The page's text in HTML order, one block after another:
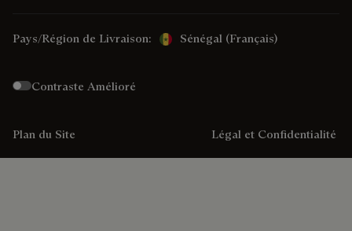
Pays/Région de Livraison: Sénégal (français)
Contraste Amélioré
Plan du Site Légal et Confidentialité